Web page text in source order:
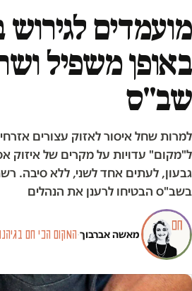
מועמדים לגירוש
באופן משפיל
שב"ס
למרות שחל איסור לאזוק עצורים
ל"מקום" עדויות על מקרים של איזוק
גבעון, לעתים אחד לשני, ללא סיבה.
בשב"ס הבטיחו לרענן את הנהלים
מאשה אברבוך·המקום הכי חם